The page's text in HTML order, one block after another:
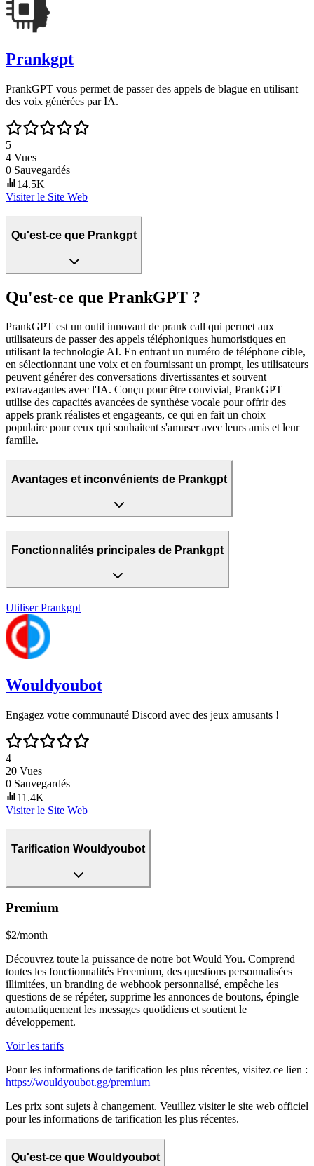
Prankgpt
PrankGPT vous permet de passer des appels de blague en utilisant
des voix générées par IA.
5
4 Vues
0 Sauvegardés
14.5K
Visiter le Site Web
Qu'est-ce que Prankgpt
Qu'est-ce que PrankGPT ?
PrankGPT est un outil innovant de prank call qui permet aux
utilisateurs de passer des appels téléphoniques humoristiques en
utilisant la technologie AI. En entrant un numéro de téléphone cible,
en sélectionnant une voix et en fournissant un prompt, les utilisateurs
peuvent générer des conversations divertissantes et souvent
extravagantes avec l'IA. Conçu pour être convivial, PrankGPT
utilise des capacités avancées de synthèse vocale pour offrir des
appels prank réalistes et engageants, ce qui en fait un choix
populaire pour ceux qui souhaitent s'amuser avec leurs amis et leur
famille.
Avantages et inconvénients de Prankgpt
Fonctionnalités principales de Prankgpt
Utiliser Prankgpt
Wouldyoubot
Engagez votre communauté Discord avec des jeux amusants !
4
20 Vues
0 Sauvegardés
11.4K
Visiter le Site Web
Tarification Wouldyoubot
Premium
$2/month
Découvrez toute la puissance de notre bot Would You. Comprend
toutes les fonctionnalités Freemium, des questions personnalisées
illimitées, un branding de webhook personnalisé, empêche les
questions de se répéter, supprime les annonces de boutons, épingle
automatiquement les messages quotidiens et soutient le
développement.
Voir les tarifs
Pour les informations de tarification les plus récentes, visitez ce lien :
https://wouldyoubot.gg/premium
Les prix sont sujets à changement. Veuillez visiter le site web officiel
pour les informations de tarification les plus récentes.
Qu'est-ce que Wouldyoubot